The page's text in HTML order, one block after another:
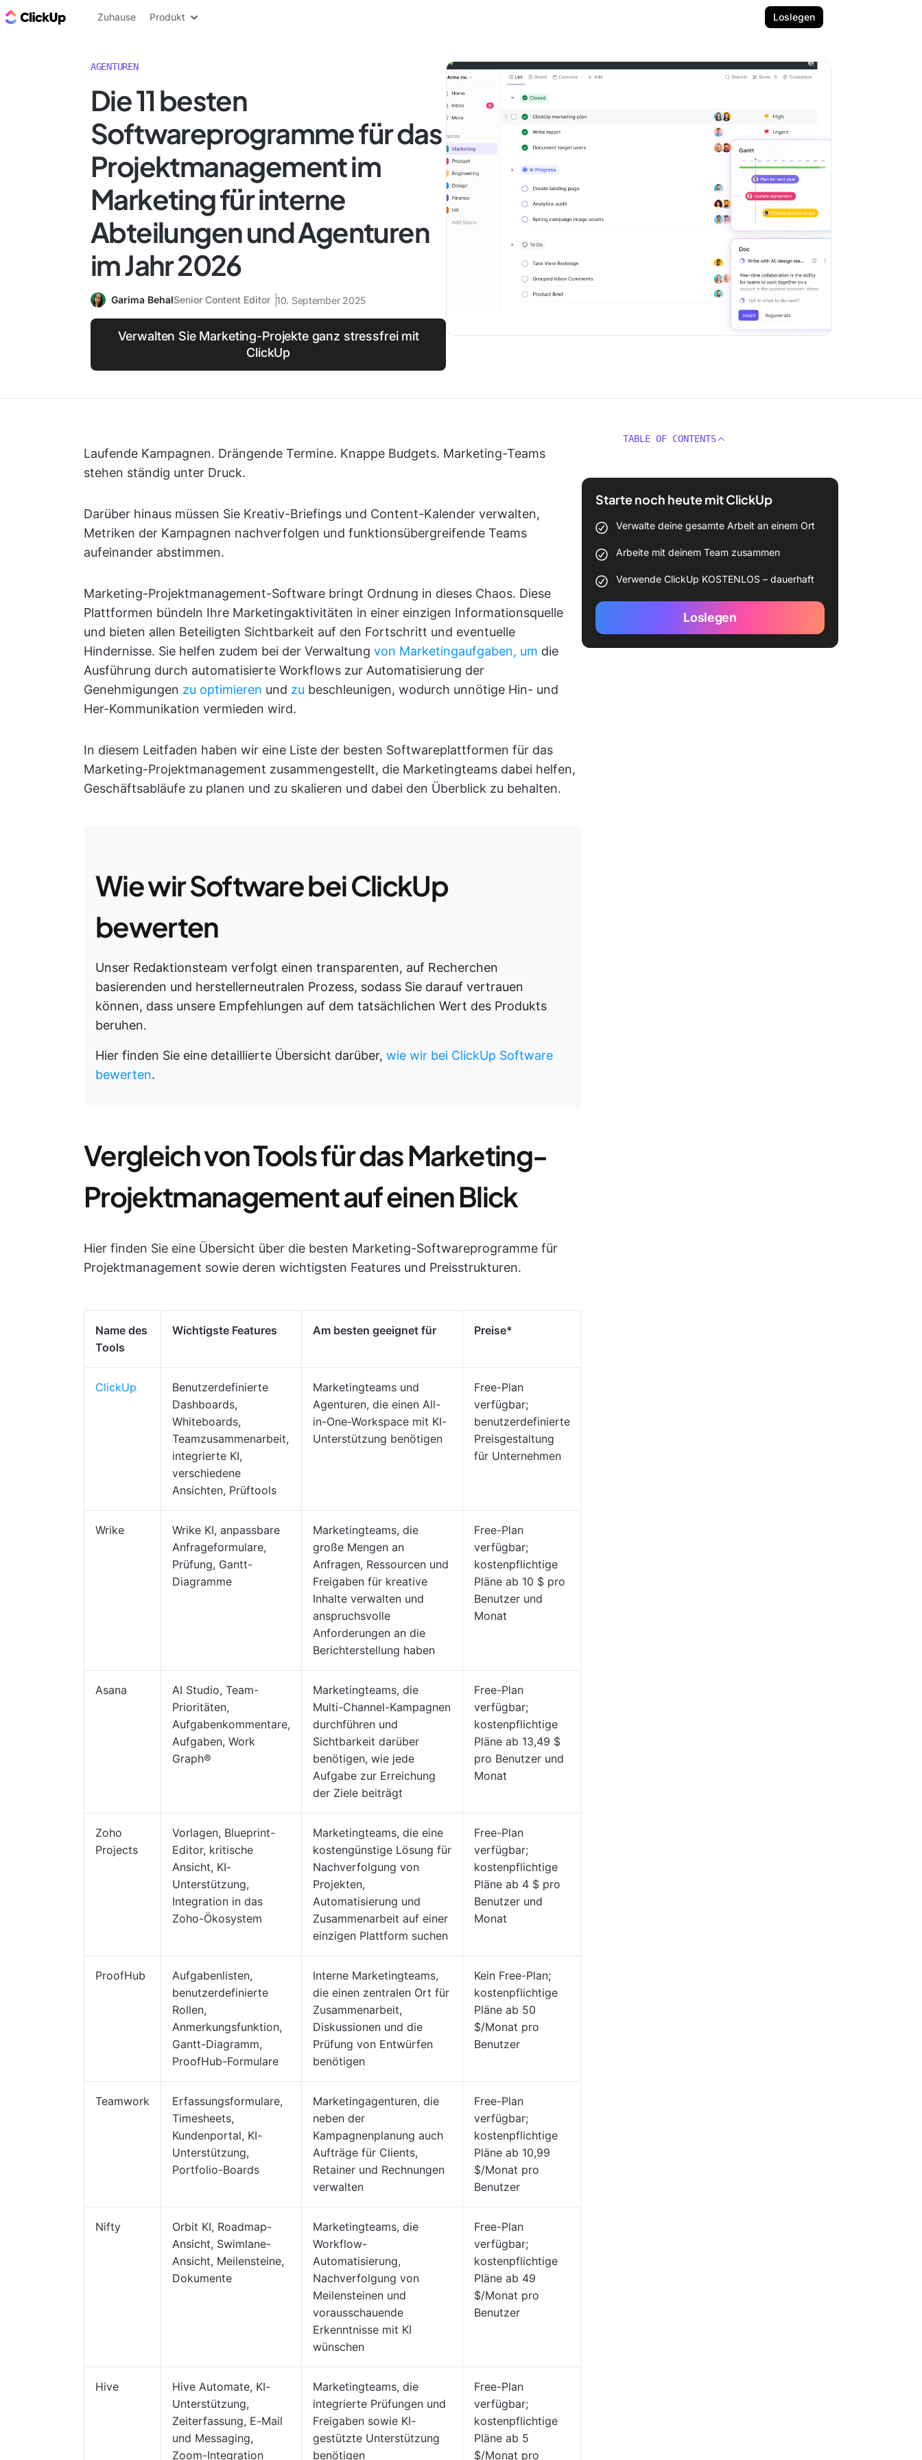
ClickUp Blog
Zuhause Produkt Loslegen
AGENTUREN
Die 11 besten
Softwareprogramme für das
Projektmanagement im
Marketing für interne
Abteilungen und Agenturen
im Jahr 2026
Garima BehalSenior Content Editor 10. September 2025
Verwalten Sie Marketing-Projekte ganz stressfrei mit
ClickUp
Laufende Kampagnen. Drängende Termine. Knappe Budgets. Marketing-Teams
stehen ständig unter Druck.
Darüber hinaus müssen Sie Kreativ-Briefings und Content-Kalender verwalten,
Metriken der Kampagnen nachverfolgen und funktionsübergreifende Teams
aufeinander abstimmen.
Marketing-Projektmanagement-Software bringt Ordnung in dieses Chaos. Diese
Plattformen bündeln Ihre Marketingaktivitäten in einer einzigen Informationsquelle
und bieten allen Beteiligten Sichtbarkeit auf den Fortschritt und eventuelle
Hindernisse. Sie helfen zudem bei der Verwaltung von Marketingaufgaben, um die
Ausführung durch automatisierte Workflows zur Automatisierung der
Genehmigungen zu optimieren und zu beschleunigen, wodurch unnötige Hin- und
Her-Kommunikation vermieden wird.
In diesem Leitfaden haben wir eine Liste der besten Softwareplattformen für das
Marketing-Projektmanagement zusammengestellt, die Marketingteams dabei helfen,
Geschäftsabläufe zu planen und zu skalieren und dabei den Überblick zu behalten.
Wie wir Software bei ClickUp
bewerten
Unser Redaktionsteam verfolgt einen transparenten, auf Recherchen
basierenden und herstellerneutralen Prozess, sodass Sie darauf vertrauen
können, dass unsere Empfehlungen auf dem tatsächlichen Wert des Produkts
beruhen.
Hier finden Sie eine detaillierte Übersicht darüber, wie wir bei ClickUp Software
bewerten.
Vergleich von Tools für das Marketing-
Projektmanagement auf einen Blick
Hier finden Sie eine Übersicht über die besten Marketing-Softwareprogramme für
Projektmanagement sowie deren wichtigsten Features und Preisstrukturen.
Name des
Tools
Wichtigste Features Am besten geeignet für Preise*
ClickUp
Benutzerdefinierte
Dashboards,
Whiteboards,
Teamzusammenarbeit,
integrierte KI,
verschiedene
Ansichten, Prüftools
Marketingteams und
Agenturen, die einen All-
in-One-Workspace mit KI-
Unterstützung benötigen
Free-Plan
verfügbar;
benutzerdefinierte
Preisgestaltung
für Unternehmen
Wrike
Wrike KI, anpassbare
Anfrageformulare,
Prüfung, Gantt-
Diagramme
Marketingteams, die
große Mengen an
Anfragen, Ressourcen und
Freigaben für kreative
Inhalte verwalten und
anspruchsvolle
Anforderungen an die
Berichterstellung haben
Free-Plan
verfügbar;
kostenpflichtige
Pläne ab 10 $ pro
Benutzer und
Monat
Asana
AI Studio, Team-
Prioritäten,
Aufgabenkommentare,
Aufgaben, Work
Graph®
Marketingteams, die
Multi-Channel-Kampagnen
durchführen und
Sichtbarkeit darüber
benötigen, wie jede
Aufgabe zur Erreichung
der Ziele beiträgt
Free-Plan
verfügbar;
kostenpflichtige
Pläne ab 13,49 $
pro Benutzer und
Monat
Zoho
Projects
Vorlagen, Blueprint-
Editor, kritische
Ansicht, KI-
Unterstützung,
Integration in das
Zoho-Ökosystem
Marketingteams, die eine
kostengünstige Lösung für
Nachverfolgung von
Projekten,
Automatisierung und
Zusammenarbeit auf einer
einzigen Plattform suchen
Free-Plan
verfügbar;
kostenpflichtige
Pläne ab 4 $ pro
Benutzer und
Monat
ProofHub
Aufgabenlisten,
benutzerdefinierte
Rollen,
Anmerkungsfunktion,
Gantt-Diagramm,
ProofHub-Formulare
Interne Marketingteams,
die einen zentralen Ort für
Zusammenarbeit,
Diskussionen und die
Prüfung von Entwürfen
benötigen
Kein Free-Plan;
kostenpflichtige
Pläne ab 50
$/Monat pro
Benutzer
Teamwork
Erfassungsformulare,
Timesheets,
Kundenportal, KI-
Unterstützung,
Portfolio-Boards
Marketingagenturen, die
neben der
Kampagnenplanung auch
Aufträge für Clients,
Retainer und Rechnungen
verwalten
Free-Plan
verfügbar;
kostenpflichtige
Pläne ab 10,99
$/Monat pro
Benutzer
Nifty
Orbit KI, Roadmap-
Ansicht, Swimlane-
Ansicht, Meilensteine,
Dokumente
Marketingteams, die
Workflow-
Automatisierung,
Nachverfolgung von
Meilensteinen und
vorausschauende
Erkenntnisse mit KI
wünschen
Free-Plan
verfügbar;
kostenpflichtige
Pläne ab 49
$/Monat pro
Benutzer
Hive
Hive Automate, KI-
Unterstützung,
Zeiterfassung, E-Mail
und Messaging,
Zoom-Integration
Marketingteams, die
integrierte Prüfungen und
Freigaben sowie KI-
gestützte Unterstützung
benötigen
Free-Plan
verfügbar;
kostenpflichtige
Pläne ab 5
$/Monat pro
TABLE OF CONTENTS
Starte noch heute mit ClickUp
Verwalte deine gesamte Arbeit an einem Ort
Arbeite mit deinem Team zusammen
Verwende ClickUp KOSTENLOS – dauerhaft
Loslegen